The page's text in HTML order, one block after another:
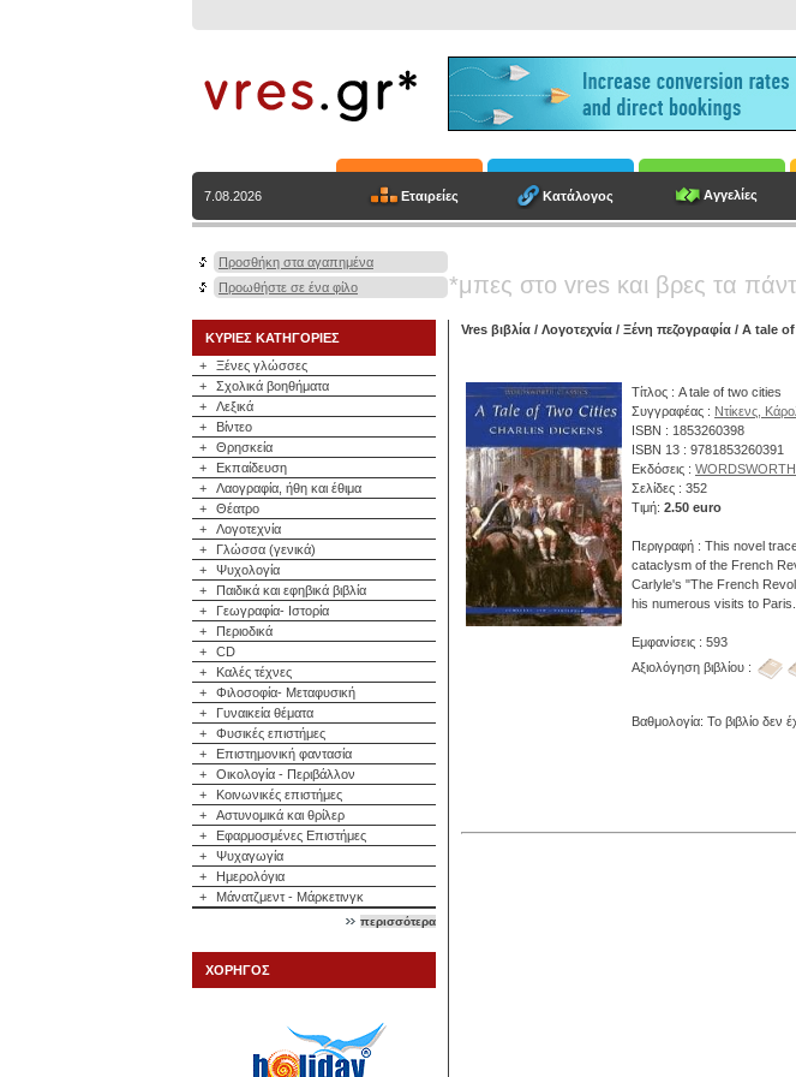
7.08.2026 Εταιρείες Κατάλογος Αγγελίες
Προσθήκη στα αγαπημένα
Προωθήστε σε ένα φίλο
*μπες στο vres και βρες τα
ΚΥΡΙΕΣ ΚΑΤΗΓΟΡΙΕΣ
+
Ξένες γλώσσες
+
Σχολικά βοηθήματα
+
Λεξικά
+
Βίντεο
+
Θρησκεία
+
Εκπαίδευση
+
Λαογραφία, ήθη και έθιμα
+
Θέατρο
+
Λογοτεχνία
+
Γλώσσα (γενικά)
+
Ψυχολογία
+
Παιδικά και εφηβικά βιβλία
+
Γεωγραφία- Ιστορία
+
Περιοδικά
+
CD
+
Καλές τέχνες
+
Φιλοσοφία- Μεταφυσική
+
Γυναικεία θέματα
+
Φυσικές επιστήμες
+
Επιστημονική φαντασία
+
Οικολογία - Περιβάλλον
+
Κοινωνικές επιστήμες
+
Αστυνομικά και θρίλερ
+
Εφαρμοσμένες Επιστήμες
+
Ψυχαγωγία
+
Ημερολόγια
+
Μάνατζμεντ - Μάρκετινγκ
περισσότερα
ΧΟΡΗΓΟΣ
Vres βιβλία / Λογοτεχνία / Ξένη πεζογραφία / A tale
Τίτλος : A tale of two cities
Συγγραφέας : Ντίκενς,
ISBN : 1853260398
ISBN 13 : 9781853260391
Εκδόσεις :
Σελίδες : 352
Τιμή: 2.50 euro
Περιγραφή : This novel
cataclysm of the French
Carlyle's "The French
his numerous visits to Paris.
Εμφανίσεις : 593
Αξιολόγηση βιβλίου :
Βαθμολογία: Το βιβλίο δεν